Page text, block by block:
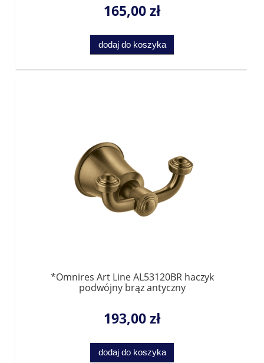
165,00 zł
dodaj do koszyka
*Omnires Art Line AL53120BR haczyk
podwójny brąz antyczny
193,00 zł
dodaj do koszyka